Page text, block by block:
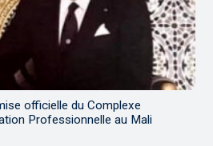
officielle du Complexe
Professionnelle au Mali